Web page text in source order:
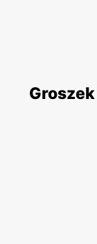
Groszek